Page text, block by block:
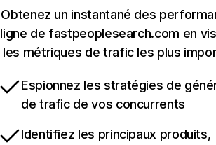
Obtenez un instantané des
ligne de fastpeoplesearch.com en
les métriques de trafic les plus
Espionnez les stratégies de
de trafic de vos concurrents
Identifiez les principaux produits,